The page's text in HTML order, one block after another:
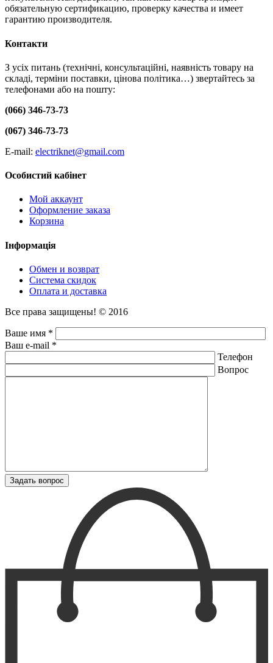
обязательную сертификацию, проверку качества и имеет
гарантию производителя.
Контакти
З усіх питань (технічні, консультаційні, наявність товару на
складі, терміни поставки, цінова політика…) звертайтесь за
телефонами або на пошту:
(066) 346-73-73
(067) 346-73-73
E-mail: electriknet@gmail.com
Особистий кабінет
Мой аккаунт
Оформление заказа
Корзина
Інформація
Обмен и возврат
Система скидок
Оплата и доставка
Все права защищены! © 2016
Ваше имя *
Ваш e-mail *
Телефон
Вопрос